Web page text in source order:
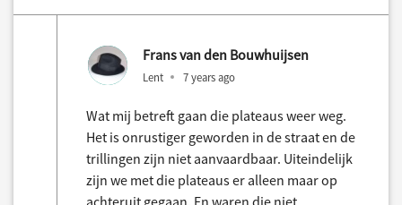
Frans van den Bouwhuijsen
Lent 7 years ago
Wat mij betreft gaan die plateaus weer weg.
Het is onrustiger geworden in de straat en de
trillingen zijn niet aanvaardbaar. Uiteindelijk
zijn we met die plateaus er alleen maar op
achteruit gegaan. En waren die niet